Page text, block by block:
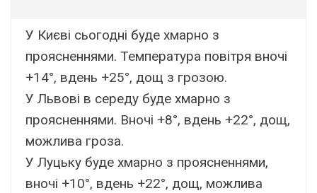
У Києві сьогодні буде хмарно з
проясненнями. Температура повітря вночі
+14°, вдень +25°, дощ з грозою.
У Львові в середу буде хмарно з
проясненнями. Вночі +8°, вдень +22°, дощ,
можлива гроза.
У Луцьку буде хмарно з проясненнями,
вночі +10°, вдень +22°, дощ, можлива